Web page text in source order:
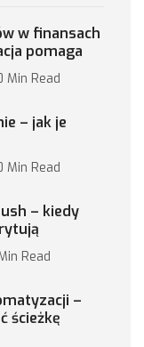
w finansach
pomaga
Min Read
– jak je
Min Read
– kiedy
Read
–
ścieżkę